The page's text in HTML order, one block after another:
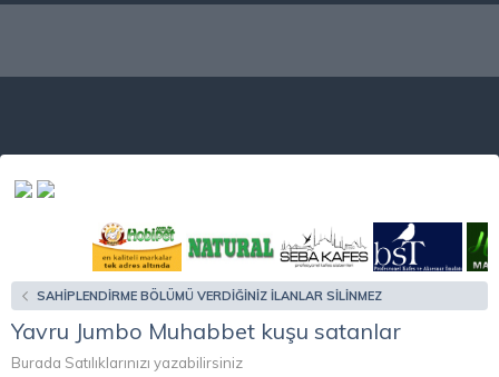
SAHİPLENDİRME BÖLÜMÜ VERDİĞİNİZ İLANLAR SİLİNMEZ
Yavru Jumbo Muhabbet kuşu satanlar
Burada Satılıklarınızı yazabilirsiniz